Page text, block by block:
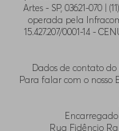
Artes - SP, 03621-070 |
operada pela
15.427.207/0001-14 -
Dados de contato
Para falar com o nosso
Rua Fidêncio